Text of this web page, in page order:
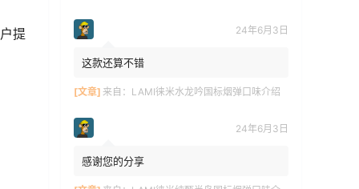
提
24年6月3日
这款还算不错
[文章] 来自： LAMI徕米水龙吟国标烟弹口味介绍
24年6月3日
感谢您的分享